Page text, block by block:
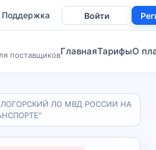
Войти
Поддержка
поставщиковГлавнаяТарифыО
ЛО МВД РОССИИ НА